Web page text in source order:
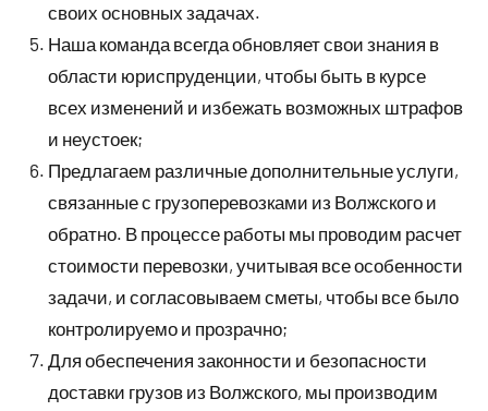
своих основных задачах.
Наша команда всегда обновляет свои знания в
области юриспруденции, чтобы быть в курсе
всех изменений и избежать возможных штрафов
и неустоек;
Предлагаем различные дополнительные услуги,
связанные с грузоперевозками из Волжского и
обратно. В процессе работы мы проводим расчет
стоимости перевозки, учитывая все особенности
задачи, и согласовываем сметы, чтобы все было
контролируемо и прозрачно;
Для обеспечения законности и безопасности
доставки грузов из Волжского, мы производим